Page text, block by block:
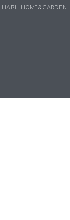
| HOME&GARDEN |